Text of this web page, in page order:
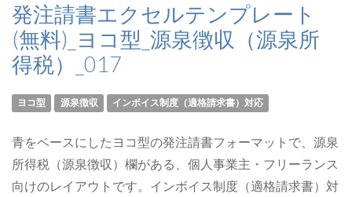
発注請書エクセルテンプレート
(無料)_ヨコ型_源泉徴収（源泉所
得税）_017
ヨコ型 源泉徴収 インボイス制度（適格請求書）対応
青をベースにしたヨコ型の発注請書フォーマットで、源泉
所得税（源泉徴収）欄がある、個人事業主・フリーランス
向けのレイアウトです。インボイス制度（適格請求書）対